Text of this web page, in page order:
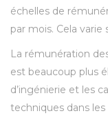
échelles de
par mois. Cela
La rémunération
est beaucoup plus
d’ingénierie et les
techniques dans